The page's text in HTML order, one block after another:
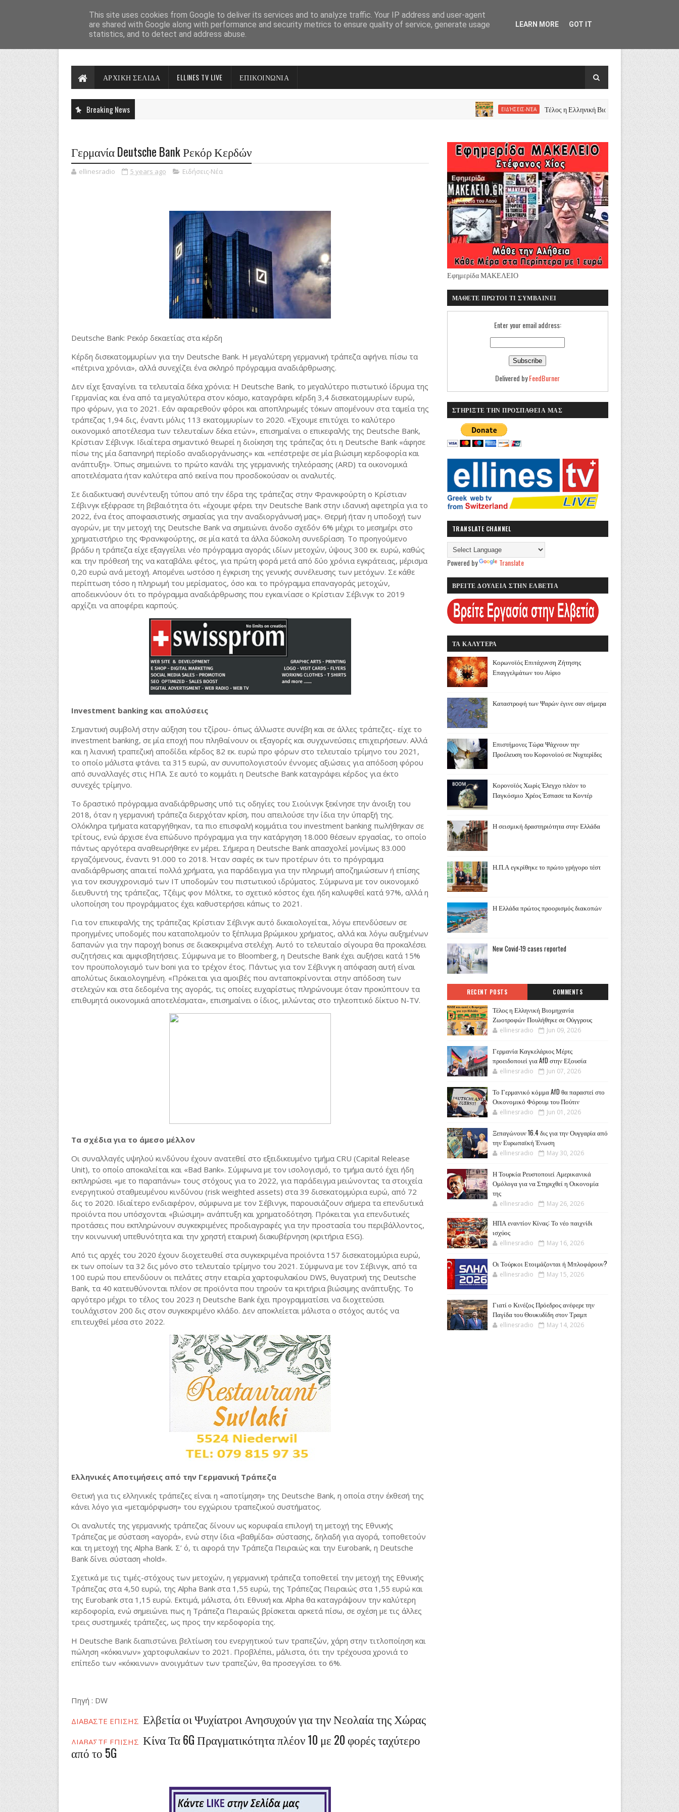
ΑΡΧΙΚΗ ΣΕΛΙΔΑ ELLINES TV LIVE ΕΠΙΚΟΙΝΩΝΙΑ
Breaking News ΕΙΔΉΣΕΙΣ-ΝΈΑ Τέλος η Ελληνική Βιομηχανία Ζωοτροφών Πουλήθηκε
Γερμανία Deutsche Bank Ρεκόρ Κερδών
ellinesradio 5 years ago Ειδήσεις-Νέα
Deutsche Bank: Ρεκόρ δεκαετίας στα κέρδη
Κέρδη δισεκατομμυρίων για την Deutsche Bank. Η μεγαλύτερη γερμανική τράπεζα αφήνει πίσω τα
«πέτρινα χρόνια», αλλά συνεχίζει ένα σκληρό πρόγραμμα αναδιάρθρωσης.
Δεν είχε ξαναγίνει τα τελευταία δέκα χρόνια: Η Deutsche Bank, το μεγαλύτερο πιστωτικό ίδρυμα της
Γερμανίας και ένα από τα μεγαλύτερα στον κόσμο, καταγράφει κέρδη 3,4 δισεκατομμυρίων ευρώ,
προ φόρων, για το 2021. Εάν αφαιρεθούν φόροι και αποπληρωμές τόκων απομένουν στα ταμεία της
τράπεζας 1,94 δις, έναντι μόλις 113 εκατομμυρίων το 2020. «Έχουμε επιτύχει το καλύτερο
οικονομικό αποτέλεσμα των τελευταίων δέκα ετών», επισημαίνει ο επικεφαλής της Deutsche Bank,
Κρίστιαν Σέβινγκ. Ιδιαίτερα σημαντικό θεωρεί η διοίκηση της τράπεζας ότι η Deutsche Bank«άφησε
πίσω της μία δαπανηρή περίοδο αναδιοργάνωσης» και «επέστρεψε σε μία βιώσιμη κερδοφορία και
ανάπτυξη». Όπως σημειώνει το πρώτο κανάλι της γερμανικής τηλεόρασης (ARD) τα οικονομικά
αποτελέσματα ήταν καλύτερα από εκείνα που προσδοκούσαν οι αναλυτές.
Σε διαδικτυακή συνέντευξη τύπου από την έδρα της τράπεζας στην Φρανκφούρτη ο Κρίστιαν
Σέβινγκ εξέφρασε τη βεβαιότητα ότι «έχουμε φέρει την Deutsche Bankστην ιδανική αφετηρία για το
2022, ένα έτος αποφασιστικής σημασίας για την αναδιοργάνωσή μας». Θερμή ήταν η υποδοχή των
αγορών, με την μετοχή της Deutsche Bankνα σημειώνει άνοδο σχεδόν 6% μέχρι το μεσημέρι στο
χρηματιστήριο της Φρανκφούρτης, σε μία κατά τα άλλα δύσκολη συνεδρίαση. Το προηγούμενο
βράδυ η τράπεζα είχε εξαγγείλει νέο πρόγραμμα αγοράς ιδίων μετοχών, ύψους 300 εκ. ευρώ, καθώς
και την πρόθεσή της να καταβάλει φέτος, για πρώτη φορά μετά από δύο χρόνια εγκράτειας, μέρισμα
0,20 ευρώ ανά μετοχή. Απομένει ωστόσο η έγκριση της γενικής συνέλευσης των μετόχων. Σε κάθε
περίπτωση τόσο η πληρωμή του μερίσματος, όσο και το πρόγραμμα επαναγοράς μετοχών,
αποδεικνύουν ότι το πρόγραμμα αναδιάρθρωσης που εγκαινίασε ο Κρίστιαν Σέβινγκ το 2019
αρχίζει να αποφέρει καρπούς.
Ιnvestment bankingκαι απολύσεις
Σημαντική συμβολή στην αύξηση του τζίρου- όπως άλλωστε συνέβη και σε άλλες τράπεζες- είχε το
investment banking, σε μία εποχή που πληθαίνουν οι εξαγορές και συγχωνεύσεις επιχειρήσεων. Αλλά
και η λιανική τραπεζική αποδίδει κέρδος 82 εκ. ευρώ προ φόρων στο τελευταίο τρίμηνο του 2021,
το οποίο μάλιστα φτάνει τα 315 ευρώ, αν συνυπολογιστούν έννομες αξιώσεις για απόδοση φόρου
από συναλλαγές στις ΗΠΑ. Σε αυτό το κομμάτι η Deutsche Bankκαταγράφει κέρδος για έκτο
συνεχές τρίμηνο.
Το δραστικό πρόγραμμα αναδιάρθρωσης υπό τις οδηγίες του Σιούινγκ ξεκίνησε την άνοιξη του
2018, όταν η γερμανική τράπεζα διερχόταν κρίση, που απειλούσε την ίδια την ύπαρξή της.
Ολόκληρα τμήματα καταργήθηκαν, τα πιο επισφαλή κομμάτια του investment banking πωλήθηκαν σε
τρίτους, ενώ άρχισε ένα επώδυνο πρόγραμμα για την κατάργηση 18.000 θέσεων εργασίας, το οποίο
πάντως αργότερα αναθεωρήθηκε εν μέρει. Σήμερα η Deutsche Bankαπασχολεί μονίμως 83.000
εργαζόμενους, έναντι 91.000 το 2018. Ήταν σαφές εκ των προτέρων ότι το πρόγραμμα
αναδιάρθρωσης απαιτεί πολλά χρήματα, για παράδειγμα για την πληρωμή αποζημιώσεων ή επίσης
για τον εκσυγχρονισμό των ΙΤ υποδομών του πιστωτικού ιδρύματος. Σύμφωνα με τον οικονομικό
διευθυντή της τράπεζας, Τζέιμς φον Μόλτκε, το σχετικό κόστος έχει ήδη καλυφθεί κατά 97%, αλλά η
υλοποίηση του προγράμματος έχει καθυστερήσει κάπως το 2021.
Για τον επικεφαλής της τράπεζας Κρίστιαν Σέβινγκ αυτό δικαιολογείται, λόγω επενδύσεων σε
προηγμένες υποδομές που καταπολεμούν το ξέπλυμα βρώμικου χρήματος, αλλά και λόγω αυξημένων
δαπανών για την παροχή bonus σε διακεκριμένα στελέχη. Αυτό το τελευταίο σίγουρα θα προκαλέσει
συζητήσεις και αμφισβητήσεις. Σύμφωνα με το Bloomberg, η Deutsche Bank έχει αυξήσει κατά 15%
τον προϋπολογισμό των boni για το τρέχον έτος. Πάντως για τον Σέβινγκ η απόφαση αυτή είναι
απολύτως δικαιολογημένη. «Πρόκειται για αμοιβές που ανταποκρίνονται στην απόδοση των
στελεχών και στα δεδομένα της αγοράς, τις οποίες ευχαρίστως πληρώνουμε όταν προκύπτουν τα
επιθυμητά οικονομικά αποτελέσματα», επισημαίνει ο ίδιος, μιλώντας στο τηλεοπτικό δίκτυο N-TV.
Τα σχέδια για το άμεσο μέλλον
Οι συναλλαγές υψηλού κινδύνου έχουν ανατεθεί στο εξειδικευμένο τμήμα CRU (Capital Release
Unit), το οποίο αποκαλείται και «Bad Bank». Σύμφωνα με τον ισολογισμό, το τμήμα αυτό έχει ήδη
εκπληρώσει «με το παραπάνω» τους στόχους για το 2022, για παράδειγμα μειώνοντας τα στοιχεία
ενεργητικού σταθμευμένου κινδύνου (risk weighted assets) στα 39 δισεκατομμύρια ευρώ, από 72
δις το 2020. Ιδιαίτερο ενδιαφέρον, σύμφωνα με τον Σέβινγκ, παρουσιάζουν σήμερα τα επενδυτικά
προϊόντα που υπόσχονται «βιώσιμη» ανάπτυξη και χρηματοδότηση. Πρόκειται για επενδυτικές
προτάσεις που εκπληρώνουν συγκεκριμένες προδιαγραφές για την προστασία του περιβάλλοντος,
την κοινωνική υπεθυνότητα και την χρηστή εταιρική διακυβέρνηση (κριτήρια ESG).
Από τις αρχές του 2020 έχουν διοχετευθεί στα συγκεκριμένα προϊόντα 157 δισεκατομμύρια ευρώ,
εκ των οποίων τα 32 δις μόνο στο τελευταίο τρίμηνο του 2021. Σύμφωνα με τον Σέβινγκ, από τα
100 ευρώ που επενδύουν οι πελάτες στην εταιρία χαρτοφυλακίου DWS, θυγατρική της Deutsche
Bank, τα 40 κατευθύνονται πλέον σε προϊόντα που τηρούν τα κριτήρια βιώσιμης ανάπτυξης. Το
αργότερο μέχρι το τέλος του 2023 η Deutsche Bank έχει προγραμματίσει να διοχετεύσει
τουλάχιστον 200 δις στον συγκεκριμένο κλάδο. Δεν αποκλείεται μάλιστα ο στόχος αυτός να
επιτευχθεί μέσα στο 2022.
Ελληνικές Αποτιμήσεις από την Γερμανική Τράπεζα
Θετική για τις ελληνικές τράπεζες είναι η «αποτίμηση» της Deutsche Bank, η οποία στην έκθεσή της
κάνει λόγο για «μεταμόρφωση» του εγχώριου τραπεζικού συστήματος.
Οι αναλυτές της γερμανικής τράπεζας δίνουν ως κορυφαία επιλογή τη μετοχή της Εθνικής
Τράπεζας με σύσταση «αγορά», ενώ στην ίδια «βαθμίδα» σύστασης, δηλαδή για αγορά, τοποθετούν
και τη μετοχή της Alpha Bank. Σ’ ό, τι αφορά την Τράπεζα Πειραιώς και την Eurobank, η Deutsche
Bank δίνει σύσταση «hold».
Σχετικά με τις τιμές-στόχους των μετοχών, η γερμανική τράπεζα τοποθετεί την μετοχή της Εθνικής
Τράπεζας στα 4,50 ευρώ, της Alpha Bank στα 1,55 ευρώ, της Τράπεζας Πειραιώς στα 1,55 ευρώ και
της Eurobank στα 1,15 ευρώ. Εκτιμά, μάλιστα, ότι Εθνική και Αlpha θα καταγράψουν την καλύτερη
κερδοφορία, ενώ σημειώνει πως η Τράπεζα Πειραιώς βρίσκεται αρκετά πίσω, σε σχέση με τις άλλες
τρεις συστημικές τράπεζες, ως προς την κερδοφορία της.
Η Deutsche Bank διαπιστώνει βελτίωση του ενεργητικού των τραπεζών, χάρη στην τιτλοποίηση και
πώληση «κόκκινων» χαρτοφυλακίων το 2021. Προβλέπει, μάλιστα, ότι την τρέχουσα χρονιά το
επίπεδο των «κόκκινων» ανοιγμάτων των τραπεζών, θα προσεγγίσει το 6%.
Πηγή : DW
ΔΙΑΒΑΣΤΕ ΕΠΙΣΗΣ Ελβετία οι Ψυχίατροι Ανησυχούν για την Νεολαία της Χώρας
ΔΙΑΒΑΣΤΕ ΕΠΙΣΗΣ Κίνα Τα 6G Πραγματικότητα πλέον 10 με 20 φορές ταχύτερο
από το 5G
Εφημερίδα ΜΑΚΕΛΕΙΟ
ΜΑΘΕΤΕ ΠΡΩΤΟΙ ΤΙ ΣΥΜΒΑΙΝΕΙ
Enter your email address:
Delivered byFeedBurner
ΣΤΗΡΙΞΤΕ ΤΗΝ ΠΡΟΣΠΑΘΕΙΑ ΜΑΣ
TRANSLATE CHANNEL
Powered by Translate
ΒΡΕΙΤΕ ΔΟΥΛΕΙΑ ΣΤΗΝ ΕΛΒΕΤΙΑ
ΤΑ ΚΑΛΥΤΕΡΑ
Κορωνοϊός Επιτάχυνση Ζήτησης
Επαγγελμάτων του Αύριο
Καταστροφή των Ψαρών έγινε σαν σήμερα
Επιστήμονες Τώρα Ψάχνουν την
Προέλευση του Κορονοϊού σε Νυχτερίδες
Κορονοϊός Χωρίς Έλεγχο πλέον το
Παγκόσμιο Χρέος Έσπασε τα Κοντέρ
Η σεισμική δραστηριότητα στην Ελλάδα
Η.Π.Α εγκρίθηκε το πρώτο γρήγορο τέστ
Η Ελλάδα πρώτος προορισμός διακοπών
New Covid-19 cases reported
RECENT POSTS COMMENTS
Τέλος η Ελληνική Βιομηχανία
Ζωοτροφών Πουλήθηκε σε Ούγγρους
ellinesradio Jun 09, 2026
Γερμανία Καγκελάριος Μέρτς
προειδοποιεί για AfD στην Εξουσία
ellinesradio Jun 07, 2026
Το Γερμανικό κόμμα AfD θα παραστεί στο
Οικονομικό Φόρουμ του Πούτιν
ellinesradio Jun 01, 2026
Ξεπαγώνουν 16.4 δις για την Ουγγαρία από
την Ευρωπαϊκή Ένωση
ellinesradio May 30, 2026
Η Τουρκία Ρευστοποιεί Αμερικανικά
Ομόλογα για να Στηριχθεί η Οικονομία
της
ellinesradio May 26, 2026
ΗΠΑ εναντίον Κίνας: Το νέο παιχνίδι
ισχύος
ellinesradio May 16, 2026
Οι Τούρκοι Ετοιμάζονται ή Μπλοφάρουν?
ellinesradio May 15, 2026
Γιατί ο Κινέζος Πρόεδρος ανέφερε την
Παγίδα του Θουκυδίδη στον Τραμπ
ellinesradio May 14, 2026
This site uses cookies from Google to deliver its services and to analyze traffic. Your IP address and user-agent
are shared with Google along with performance and security metrics to ensure quality of service, generate usage
statistics, and to detect and address abuse.
LEARN MORE GOT IT